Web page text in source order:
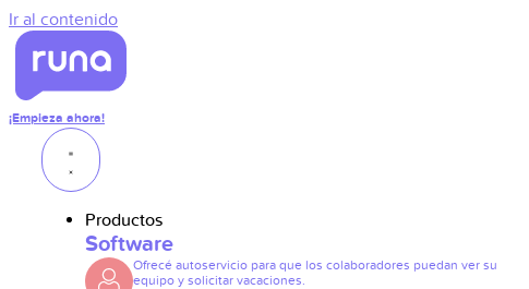
Ir al contenido
¡Empieza ahora!
Productos
Software
Ofrecé autoservicio para que los colaboradores puedan ver su
equipo y solicitar vacaciones.